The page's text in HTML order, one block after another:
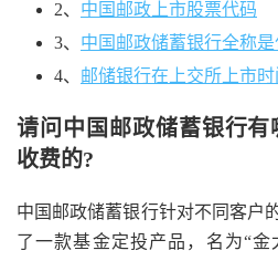
2、 中国邮政上市股票代码
3、 中国邮政储蓄银行全称是
4、 邮储银行在上交所上市时
请问中国邮政储蓄银行
收费的?
中国邮政储蓄银行针对不同客户
了一款基金定投产品，名为“